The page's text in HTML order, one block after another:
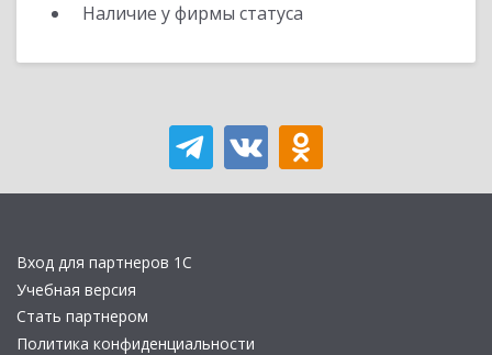
Наличие у фирмы статуса
Вход для партнеров 1С
Учебная версия
Стать партнером
Политика конфиденциальности